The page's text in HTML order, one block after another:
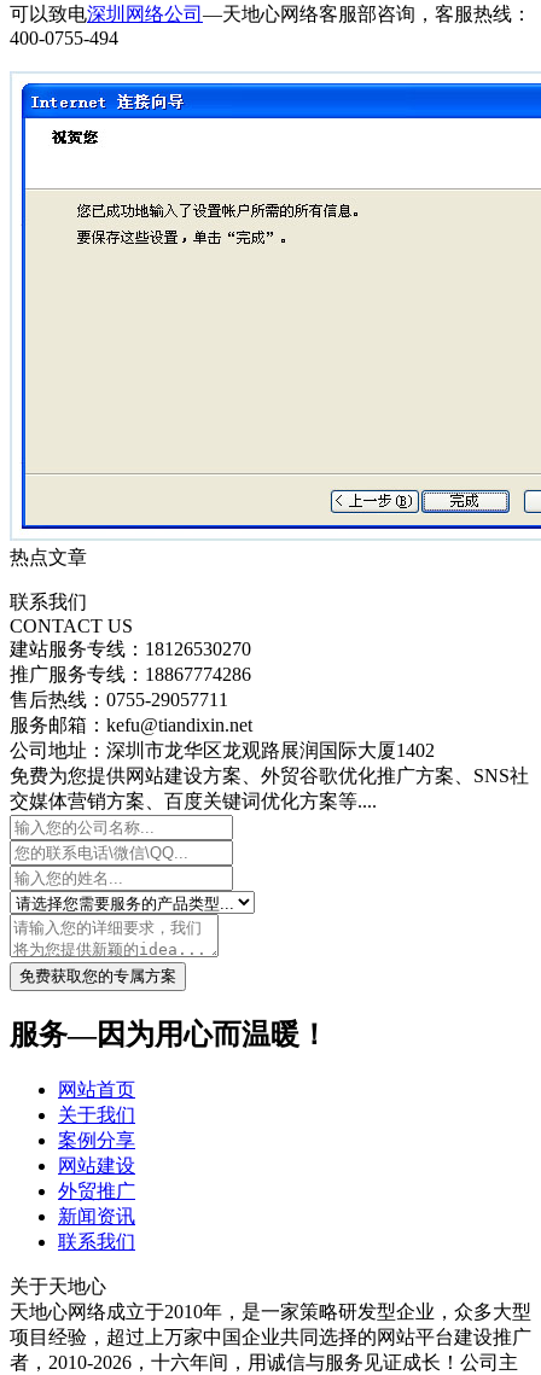
可以致电深圳网络公司 —天地心网络客服部咨询，客服热线：
400-0755-494
热点文章
联系我们
CONTACT US
建站服务专线：18126530270
推广服务专线：18867774286
售后热线：0755-29057711
服务邮箱：kefu@tiandixin.net
公司地址：深圳市龙华区龙观路展润国际大厦1402
免费为您提供网站建设方案、外贸谷歌优化推广方案、SNS社
交媒体营销方案、百度关键词优化方案等....
免费获取您的专属方案
服务—因为用心而温暖！
网站首页
关于我们
案例分享
网站建设
外贸推广
新闻资讯
联系我们
关于天地心
天地心网络成立于2010年，是一家策略研发型企业，众多大型
项目经验，超过上万家中国企业共同选择的网站平台建设推广
者，2010-2026，十六年间，用诚信与服务见证成长！公司主